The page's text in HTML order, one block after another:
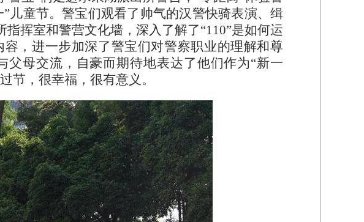
儿童节。警宝们观看了帅气的汉警快骑表演、缉
挥室和警营文化墙，深入了解了“110”是如何运
，进一步加深了警宝们对警察职业的理解和尊
母交流，自豪而期待地表达了他们作为“新一
节，很幸福，很有意义。